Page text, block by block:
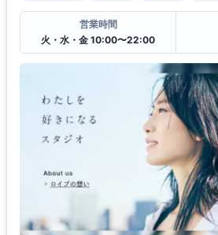
営業時間
火・水・金 10:00〜22:00